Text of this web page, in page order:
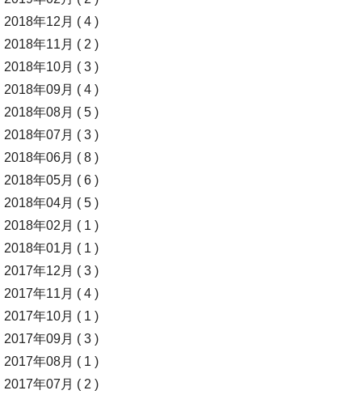
2018年12月 ( 4 )
2018年11月 ( 2 )
2018年10月 ( 3 )
2018年09月 ( 4 )
2018年08月 ( 5 )
2018年07月 ( 3 )
2018年06月 ( 8 )
2018年05月 ( 6 )
2018年04月 ( 5 )
2018年02月 ( 1 )
2018年01月 ( 1 )
2017年12月 ( 3 )
2017年11月 ( 4 )
2017年10月 ( 1 )
2017年09月 ( 3 )
2017年08月 ( 1 )
2017年07月 ( 2 )